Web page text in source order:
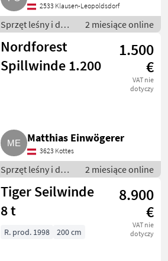
2533 Klausen-Leopoldsdorf
Sprzęt leśny i do
obróbki drewna /
Wciągarki linowe
2 miesiące online
Nordforest
Spillwinde 1.200
1.500
€
VAT nie
dotyczy
Matthias Einwögerer
3623 Kottes
Sprzęt leśny i do
obróbki drewna /
Wciągarki linowe
2 miesiące online
Tiger Seilwinde
8 t
8.900
€
VAT nie
dotyczy
R. prod. 1998 200 cm